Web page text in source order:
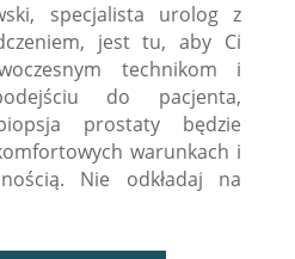
specjalista urolog z
jest tu, aby Ci
technikom i
do pacjenta,
prostaty będzie
warunkach i
Nie odkładaj na